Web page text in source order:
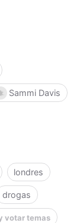
Sammi Davis
londres
drogas
votar temas